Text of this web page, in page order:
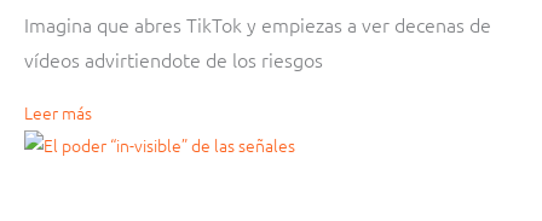
Imagina que abres TikTok y empiezas a ver decenas de
vídeos advirtiendote de los riesgos
Leer más